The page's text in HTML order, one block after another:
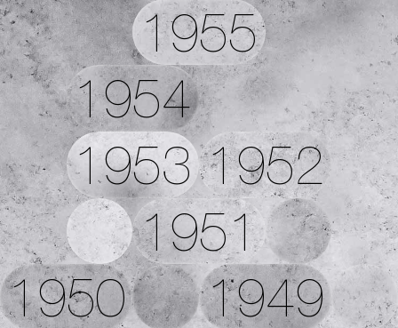
1955
1954
1953 1952
1951
1950
1949